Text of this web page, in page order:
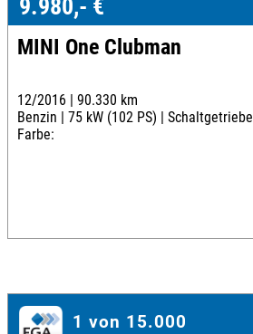
9.980,- €
MINI One Clubman
12/2016 | 90.330 km
Benzin | 75 kW (102 PS) | Schaltgetriebe
Farbe:
1 von 15.000